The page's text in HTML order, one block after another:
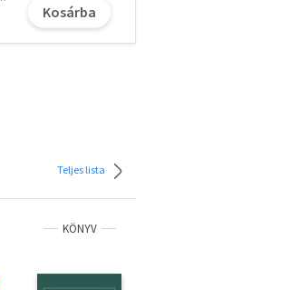
Kosárba
Teljes lista
KÖNYV